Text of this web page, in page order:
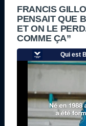
FRANCIS
PENSAIT QUE
ET ON LE
COMME ÇA”